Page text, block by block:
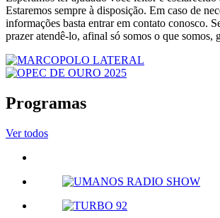
Estaremos sempre à disposição. Em caso de
informações basta entrar em contato conosco.
prazer atendê-lo, afinal só somos o que somos,
Programas
Ver todos